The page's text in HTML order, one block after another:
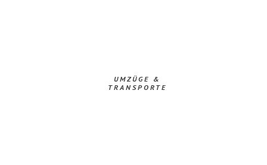
UMZÜGE &
TRANSPORTE